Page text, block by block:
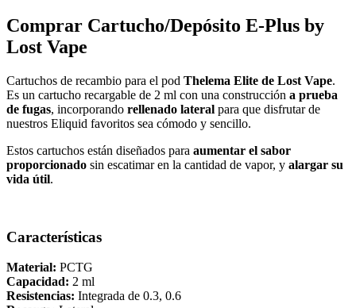
Comprar Cartucho/Depósito E-Plus by
Lost Vape
Cartuchos de recambio para el pod Thelema Elite de Lost Vape.
Es un cartucho recargable de 2 ml con una construcción a prueba
de fugas, incorporando rellenado lateral para que disfrutar de
nuestros Eliquid favoritos sea cómodo y sencillo.
Estos cartuchos están diseñados para aumentar el sabor
proporcionado sin escatimar en la cantidad de vapor, y alargar su
vida útil.
Características
Material: PCTG
Capacidad: 2 ml
Resistencias: Integrada de 0.3, 0.6